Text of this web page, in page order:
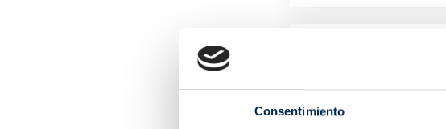
Consentimiento